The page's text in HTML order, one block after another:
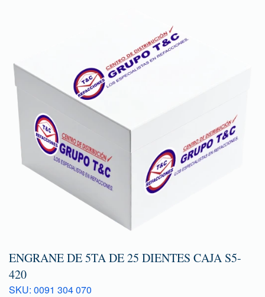
ENGRANE DE 5TA DE 25 DIENTES CAJA S5-
420
SKU: 0091 304 070